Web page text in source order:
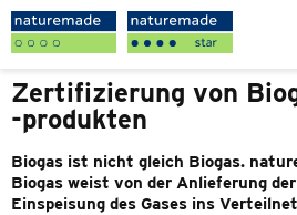
Zertifizierung von
-produkten
Biogas ist nicht gleich Biogas.
Biogas weist von der Anlieferung
Einspeisung des Gases ins